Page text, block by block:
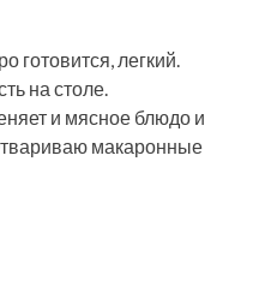
готовится, легкий.
на столе.
и мясное блюдо и
макаронные